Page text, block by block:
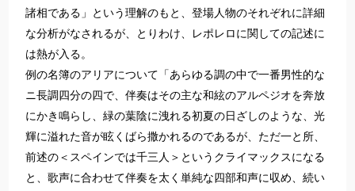
諸相である」という理解のもと、登場人物のそれぞれに詳細
な分析がなされるが、とりわけ、レポレロに関しての記述に
は熱が入る。
例の名簿のアリアについて「あらゆる調の中で一番男性的な
ニ長調四分の四で、伴奏はその主な和絃のアルペジオを奔放
にかき鳴らし、緑の葉陰に洩れる初夏の日ざしのような、光
輝に溢れた音が眩くばら撒かれるのであるが、ただ一と所、
前述の＜スペインでは千三人＞というクライマックスになる
と、歌声に合わせて伴奏を太く単純な四部和声に収め、続い